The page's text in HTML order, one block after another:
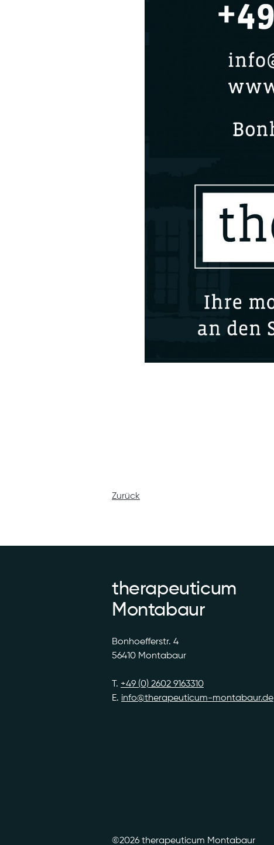
Zurück
therapeuticum
Montabaur
Bonhoefferstr. 4
56410 Montabaur
T. +49 (0) 2602 9163310
E. info@therapeuticum-montabaur.de
©2026 therapeuticum Montabaur